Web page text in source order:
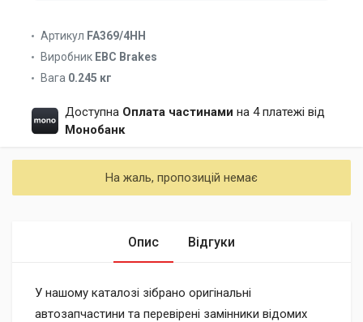
Артикул FA369/4HH
Виробник EBC Brakes
Вага 0.245 кг
Доступна Оплата частинами на 4 платежі від
Монобанк
На жаль, пропозицій немає
Опис Відгуки
У нашому каталозі зібрано оригінальні
автозапчастини та перевірені замінники відомих